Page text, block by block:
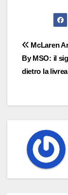
articoli
McLaren
By MSO: il
dietro la livrea